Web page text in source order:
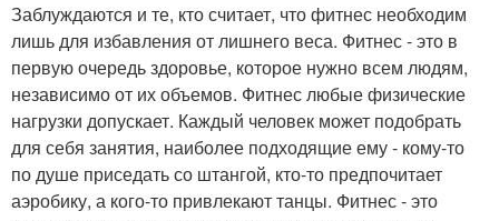
Заблуждаются и те, кто считает, что фитнес необходим
лишь для избавления от лишнего веса. Фитнес - это в
первую очередь здоровье, которое нужно всем людям,
независимо от их объемов. Фитнес любые физические
нагрузки допускает. Каждый человек может подобрать
для себя занятия, наиболее подходящие ему - кому-то
по душе приседать со штангой, кто-то предпочитает
аэробику, а кого-то привлекают танцы. Фитнес - это